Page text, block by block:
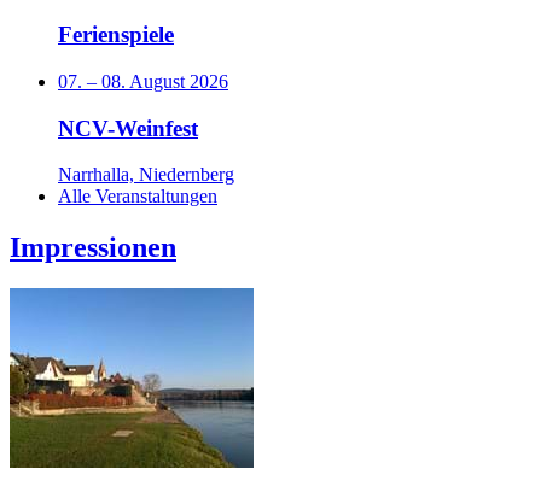
Ferienspiele
07. – 08. August 2026
NCV-Weinfest
Narrhalla, Niedernberg
Alle Veranstaltungen
Impressionen